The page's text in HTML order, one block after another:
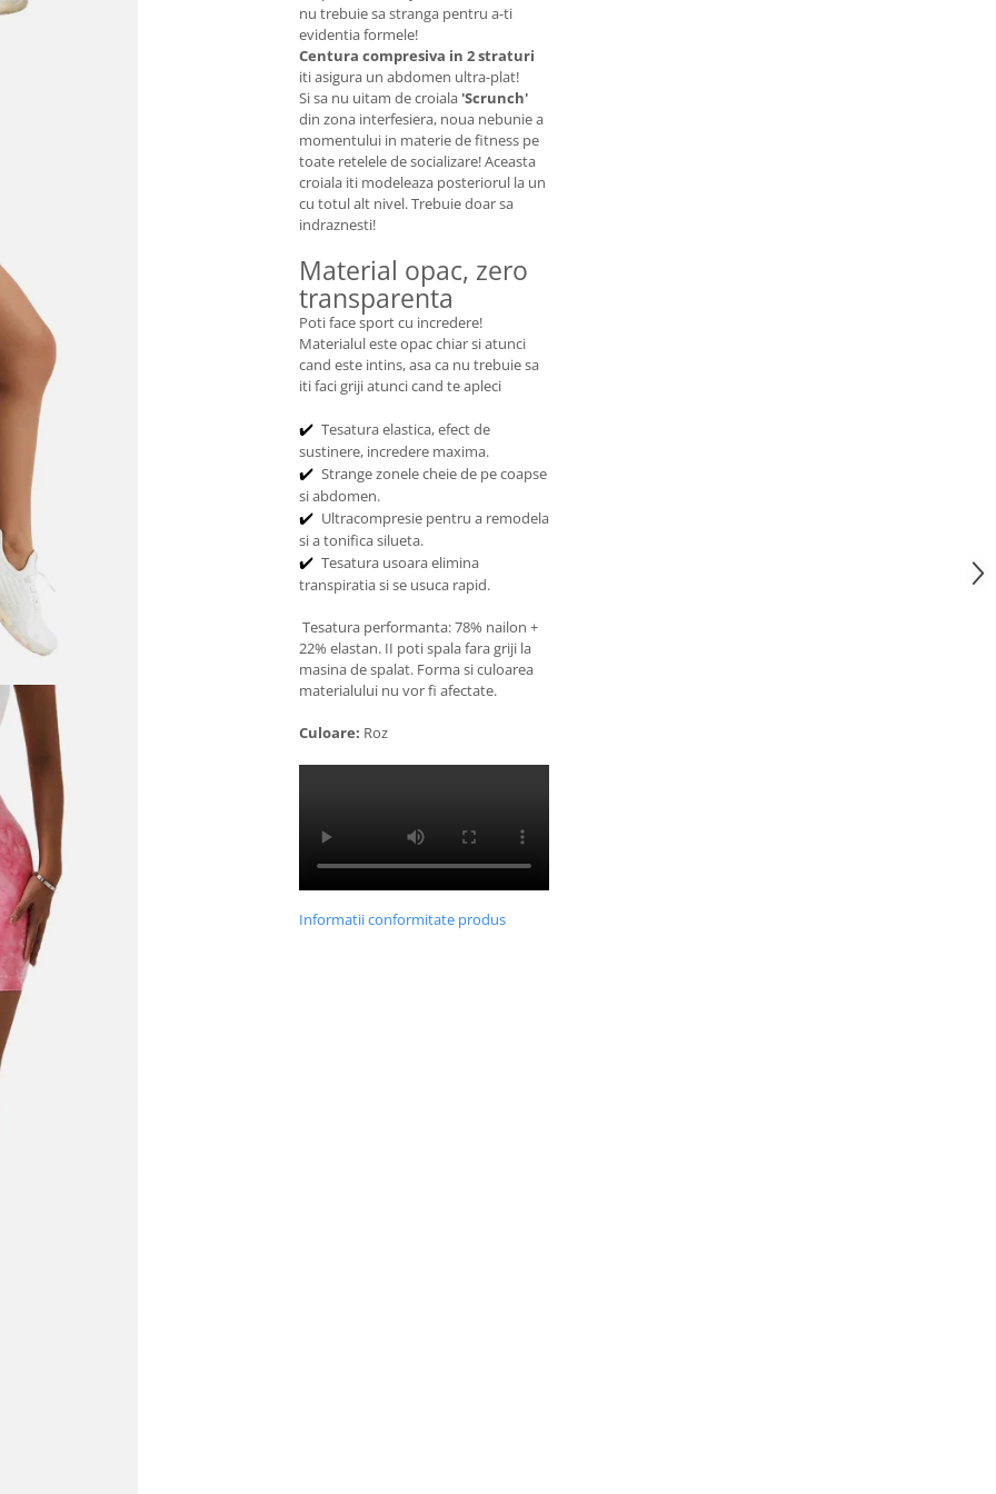
nu trebuie sa stranga pentru a-ti
evidentia formele!
Centura compresiva in 2 straturi
iti asigura un abdomen ultra-plat!
Si sa nu uitam de croiala 'Scrunch'
din zona interfesiera, noua nebunie a
momentului in materie de fitness pe
toate retelele de socializare! Aceasta
croiala iti modeleaza posteriorul la un
cu totul alt nivel. Trebuie doar sa
indraznesti!
Material opac, zero
transparenta
Poti face sport cu incredere!
Materialul este opac chiar si atunci
cand este intins, asa ca nu trebuie sa
iti faci griji atunci cand te apleci
✔️ Tesatura elastica, efect de
sustinere, incredere maxima.
✔️ Strange zonele cheie de pe coapse
si abdomen.
✔️ Ultracompresie pentru a remodela
si a tonifica silueta.
✔️ Tesatura usoara elimina
transpiratia si se usuca rapid.
Tesatura performanta: 78% nailon +
22% elastan. II poti spala fara griji la
masina de spalat. Forma si culoarea
materialului nu vor fi afectate.
Culoare: Roz
Informatii conformitate produs